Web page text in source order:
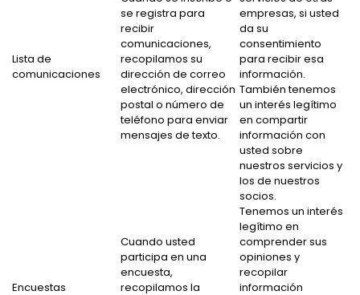
Lista de
comunicaciones
se registra para
recibir
comunicaciones,
recopilamos su
dirección de correo
electrónico, dirección
postal o número de
teléfono para enviar
mensajes de texto.
empresas, si usted
da su
consentimiento
para recibir esa
información.
También tenemos
un interés legítimo
en compartir
información con
usted sobre
nuestros servicios y
los de nuestros
socios.
Encuestas
Cuando usted
participa en una
encuesta,
recopilamos la
Tenemos un interés
legítimo en
comprender sus
opiniones y
recopilar
información